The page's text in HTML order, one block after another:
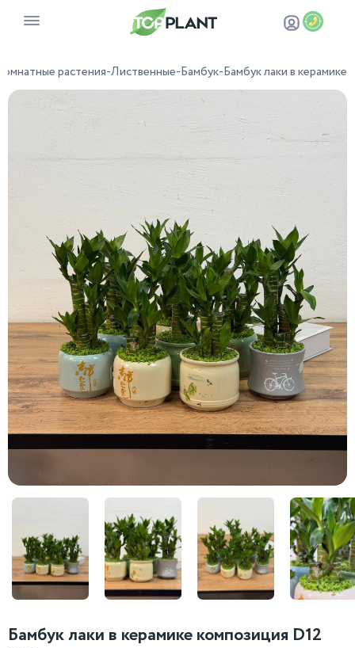
растения-Лиственные-Бамбук-Бамбук лаки в керамике
Бамбук лаки в керамике композиция D12